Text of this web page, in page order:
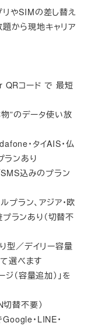
やSIMの差し替え
から現地キャリア
QRコード で 最短
”のデータ使い放
・タイAIS・仏
ランあり
込みのプラン
ラン、アジア・欧
プランあり（切替不
型／デイリー容量
選べます
（容量追加）」を
替不要）
・LINE・